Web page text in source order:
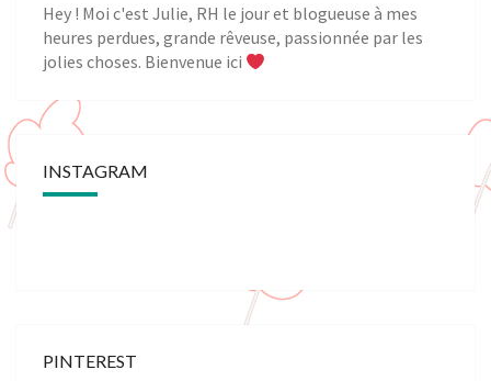
Hey ! Moi c'est Julie, RH le jour et blogueuse à mes
heures perdues, grande rêveuse, passionnée par les
jolies choses. Bienvenue ici
INSTAGRAM
PINTEREST